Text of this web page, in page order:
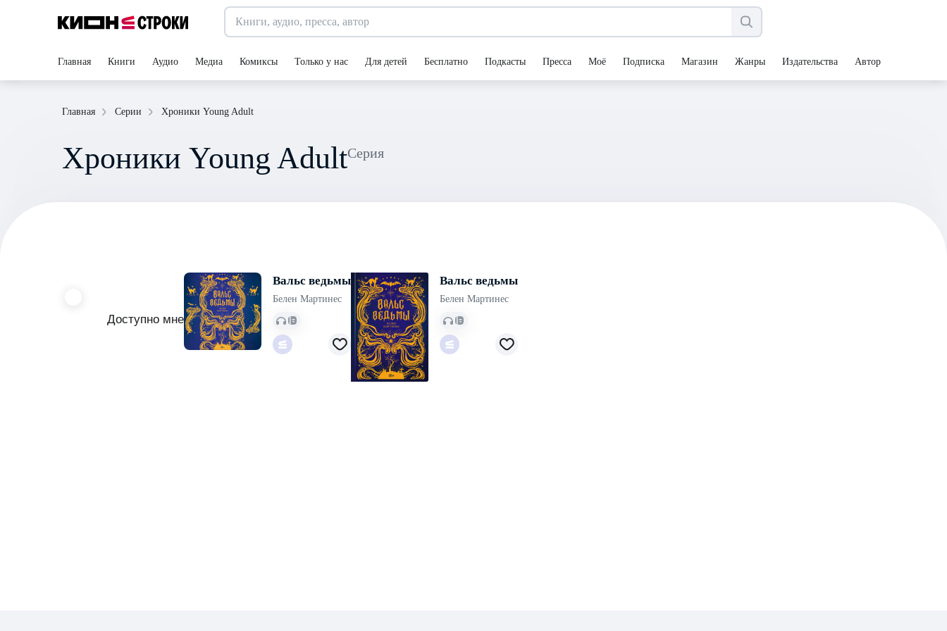
Главная Книги Аудио Медиа Комиксы Только у нас Для детей Бесплатно Подкасты Пресса Моё Подписка Магазин Жанры Издательства Авторы
Главная Серии Хроники Young Adult
Хроники Young Adult Серия
Доступно мне
Вальс ведьмы
Белен Мартинес
Вальс ведьмы
Белен Мартинес